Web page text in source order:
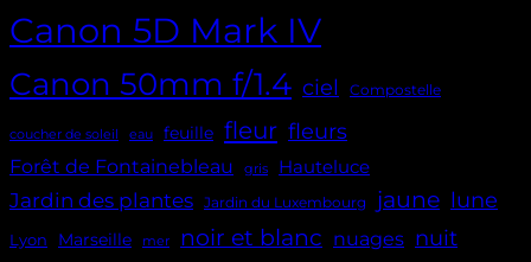
Canon 5D Mark IV
Canon 50mm f/1.4 ciel Compostelle
coucher de soleil eau feuille fleur fleurs
Forêt de Fontainebleau gris Hauteluce
Jardin des plantes Jardin du Luxembourg jaune lune
Lyon Marseille mer noir et blanc nuages nuit